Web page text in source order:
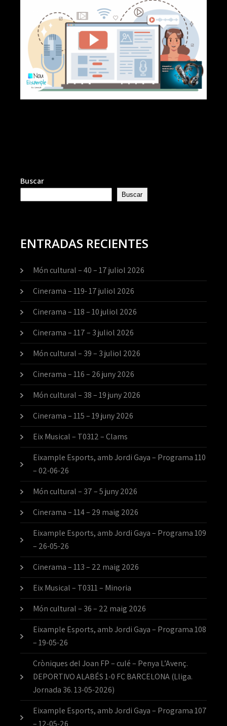
Buscar
Buscar
ENTRADAS RECIENTES
Món cultural – 40 – 17 juliol 2026
Cinerama – 119- 17 juliol 2026
Cinerama – 118 – 10 juliol 2026
Cinerama – 117 – 3 juliol 2026
Món cultural – 39 – 3 juliol 2026
Cinerama – 116 – 26 juny 2026
Món cultural – 38 – 19 juny 2026
Cinerama – 115 – 19 juny 2026
Eix Musical – T0312 – Clams
Eixample Esports, amb Jordi Gaya – Programa 110
– 02-06-26
Món cultural – 37 – 5 juny 2026
Cinerama – 114 – 29 maig 2026
Eixample Esports, amb Jordi Gaya – Programa 109
– 26-05-26
Cinerama – 113 – 22 maig 2026
Eix Musical – T0311 – Minoria
Món cultural – 36 – 22 maig 2026
Eixample Esports, amb Jordi Gaya – Programa 108
– 19-05-26
Cròniques del Joan FP – culé – Penya L’Avenç.
DEPORTIVO ALABÉS 1-0 FC BARCELONA (Lliga.
Jornada 36. 13-05-2026)
Eixample Esports, amb Jordi Gaya – Programa 107